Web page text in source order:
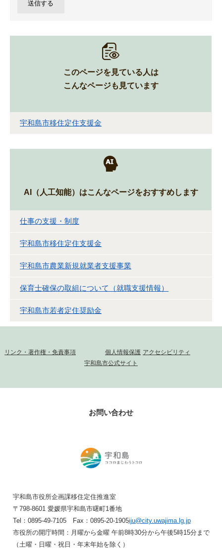
このページを見ている人は
こんなページも見ています
宇和島市移住定住支援金
AI（人工知能）はこんなページをおすすめします
仕事の支援・制度
宇和島市移住定住支援金
宇和島市農業新規就業者支援事業
保育士確保の取組について（就職支援情報）
宇和島市若者定住奨励金
リンク・著作権・免責事項 個人情報保護 アクセシビリティ
宇和島市公式サイト
お問い合わせ
宇和島市役所企画課移住定住推進室
〒798-8601 愛媛県宇和島市曙町1番地
Tel：0895-49-7105 Fax：0895-20-1905iju@city.uwajima.lg.jp
市役所の開庁時間：月曜から金曜 午前8時30分から午後5時15分まで
（土曜・日曜・祝日・年末年始を除く）